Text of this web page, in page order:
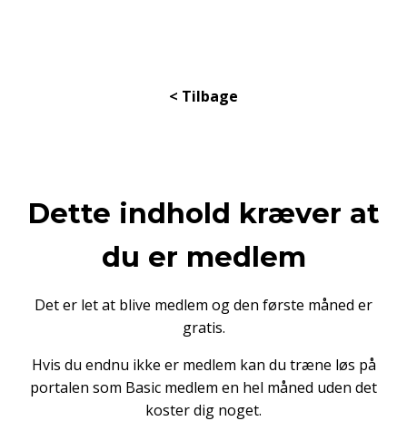
< Tilbage
Dette indhold kræver at
du er medlem
Det er let at blive medlem og den første måned er
gratis.
Hvis du endnu ikke er medlem kan du træne løs på
portalen som Basic medlem en hel måned uden det
koster dig noget.